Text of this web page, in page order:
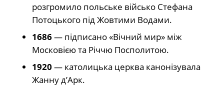
розгромило польське військо Стефана
Потоцького під Жовтими Водами.
1686— підписано «Вічний мир» між
Московією та Річчю Посполитою.
1920 — католицька церква канонізувала
Жанну д’Арк.